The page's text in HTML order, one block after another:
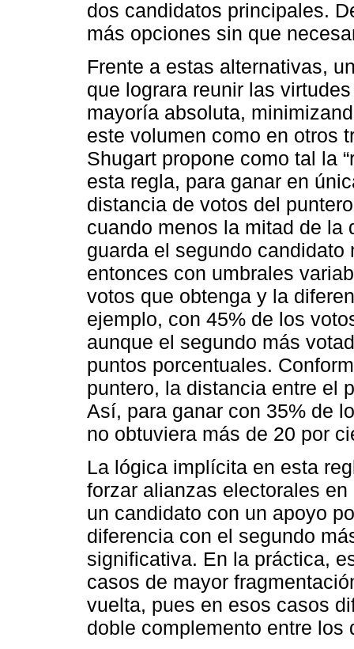
dos candidatos principales.
más opciones sin que
Frente a estas alternativas,
que lograra reunir las
mayoría absoluta,
este volumen como en otros
Shugart propone como tal la
esta regla, para ganar en
distancia de votos del
cuando menos la mitad de la
guarda el segundo
entonces con umbrales
votos que obtenga y la
ejemplo, con 45% de los
aunque el segundo más
puntos porcentuales.
puntero, la distancia entre el
Así, para ganar con 35% de
no obtuviera más de 20 por
La lógica implícita en esta
forzar alianzas electorales
un candidato con un apoyo
diferencia con el segundo
significativa. En la práctica,
casos de mayor
vuelta, pues en esos casos
doble complemento entre